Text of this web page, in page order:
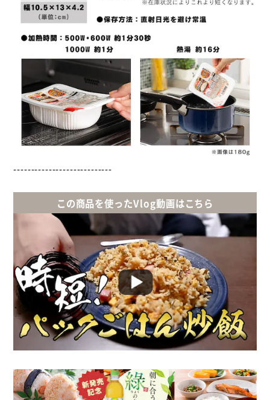
----------------------------
この商品を使ったVlog動画はこちら